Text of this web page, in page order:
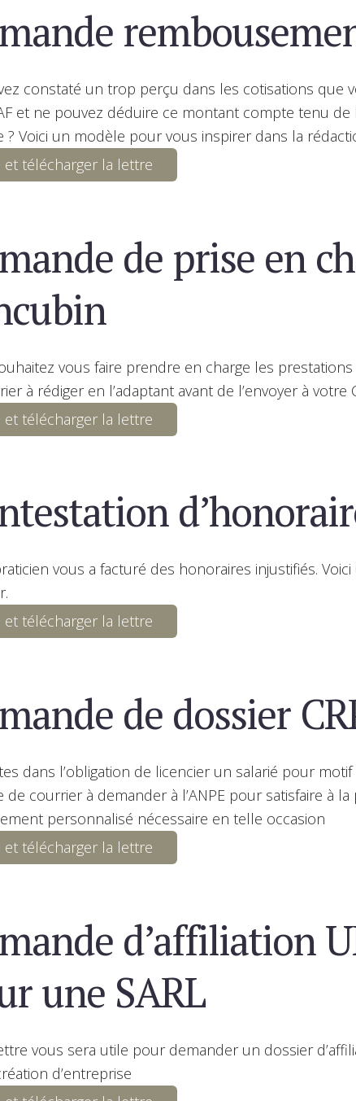
constaté un trop perçu dans les cotisations que
et ne pouvez déduire ce montant compte tenu
? Voici un modèle pour vous inspirer dans la
et télécharger la lettre
de prise en
vous faire prendre en charge les
à rédiger en l’adaptant avant de l’envoyer à votre
et télécharger la lettre
vous a facturé des honoraires injustifiés.
et télécharger la lettre
de dossier
dans l’obligation de licencier un salarié pour
de courrier à demander à l’ANPE pour satisfaire à
personnalisé nécessaire en telle occasion
et télécharger la lettre
d’affiliation
une SARL
vous sera utile pour demander un dossier
d’entreprise